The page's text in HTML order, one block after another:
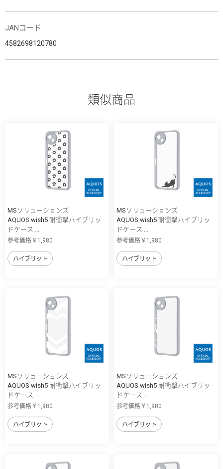
JANコード
4582698120780
類似商品
MSソリューションズ
AQUOS wish5 耐衝撃ハイブリッ
ドケース ...
参考価格￥1,980
ハイブリット
MSソリューションズ
AQUOS wish5 耐衝撃ハイブリッ
ドケース ...
参考価格￥1,980
ハイブリット
MSソリューションズ
AQUOS wish5 耐衝撃ハイブリッ
ドケース ...
参考価格￥1,980
ハイブリット
MSソリューションズ
AQUOS wish5 耐衝撃ハイブリッ
ドケース ...
参考価格￥1,980
ハイブリット